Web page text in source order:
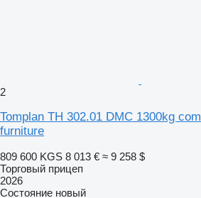
2
Tomplan TH 302.01 DMC 1300kg
furniture
809 600 KGS 8 013 € ≈ 9 258 $
Торговый прицеп
2026
Состояние новый